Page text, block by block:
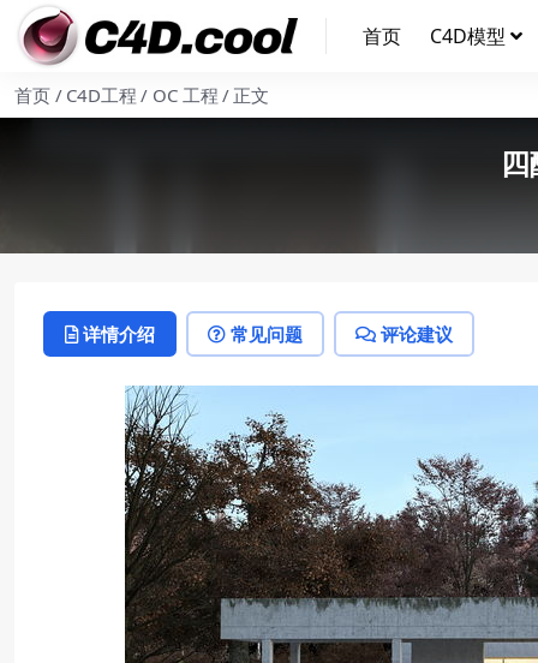
首页 C4D模型
首页 C4D工程 OC 工程 正文
详情介绍 常见问题 评论建议